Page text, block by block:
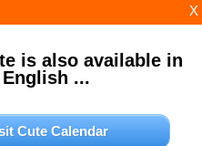
18 19 20 21 22 23 24
Les prochaines fêtes et
Assomption de Marie
Sa, 15.08.2026
X
is also available in
English ...
Cute Calendar